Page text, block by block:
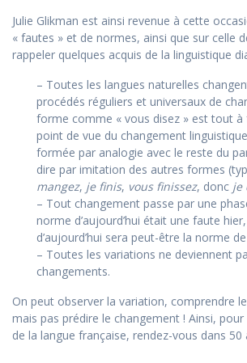
Julie Glikman est ainsi revenue à cette
« fautes » et de normes, ainsi que sur celle
rappeler quelques acquis de la linguistique
– Toutes les langues naturelles
procédés réguliers et universaux de
forme comme « vous disez » est tout à
point de vue du changement
formée par analogie avec le reste du
dire par imitation des autres formes
mangez, je finis, vous finissez, donc je
– Tout changement passe par une
norme d’aujourd’hui était une faute
d’aujourd’hui sera peut-être la norme
– Toutes les variations ne deviennent
changements.
On peut observer la variation, comprendre
mais pas prédire le changement ! Ainsi,
de la langue française, rendez-vous dans 50